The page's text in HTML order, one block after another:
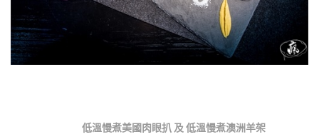
低溫慢煮美國肉眼扒 及 低溫慢煮澳洲羊架